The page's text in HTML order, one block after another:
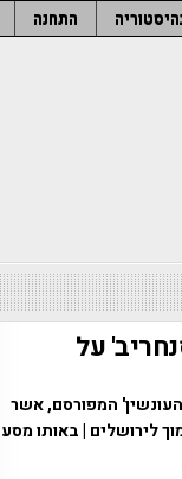
התחנה
על
המפורסם, אשר
לירושלים | באותו מסע